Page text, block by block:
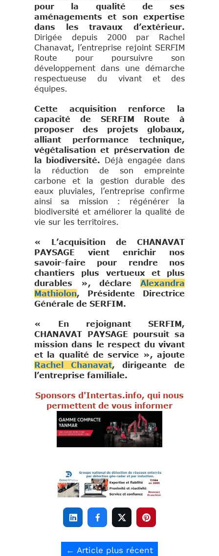
pour la qualité de ses
aménagements et son expertise
dans les travaux d’extérieur.
Dirigée depuis 2000 par Rachel
Chanavat, l’entreprise rejoint SERFIM
Route pour poursuivre son
développement dans une démarche
respectueuse du vivant et des
équipes.
Cette acquisition renforce la
capacité de SERFIM Route à
proposer des projets globaux,
alliant performance technique,
végétalisation et préservation de
la biodiversité. Déjà engagée dans
la réduction de son empreinte
carbone et la gestion durable des
eaux pluviales, l’entreprise confirme
ainsi sa mission : régénérer la
biodiversité et améliorer la qualité de
vie sur les territoires.
« L’acquisition de CHANAVAT
PAYSAGE vient enrichir nos
savoir-faire pour rendre nos
chantiers plus vertueux et plus
durables », déclare Alexandra
Mathiolon, Présidente Directrice
Générale de SERFIM.
« En rejoignant SERFIM,
CHANAVAT PAYSAGE poursuit sa
mission dans le respect du vivant
et la qualité de service », ajoute
Rachel Chanavat, dirigeante de
l’entreprise familiale.
Sponsors d'Intertas.info, qui nous
permettent de vous informer
   
← Article plus récent